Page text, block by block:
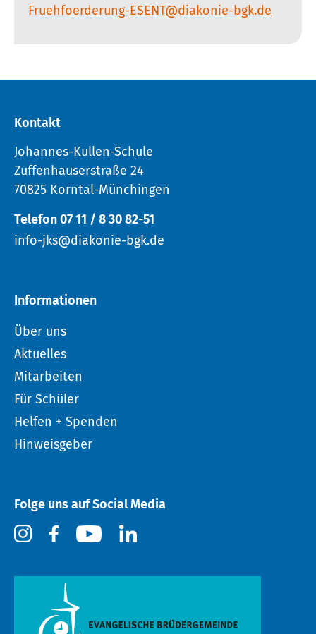
Fruehfoerderung-ESENT@diakonie-bgk.de
Kontakt
Johannes-Kullen-Schule
Zuffenhauserstraße 24
70825 Korntal-Münchingen
Telefon 07 11 / 8 30 82-51
info-jks@diakonie-bgk.de
Informationen
Über uns
Aktuelles
Mitarbeiten
Für Schüler
Helfen + Spenden
Hinweisgeber
Folge uns auf Social Media